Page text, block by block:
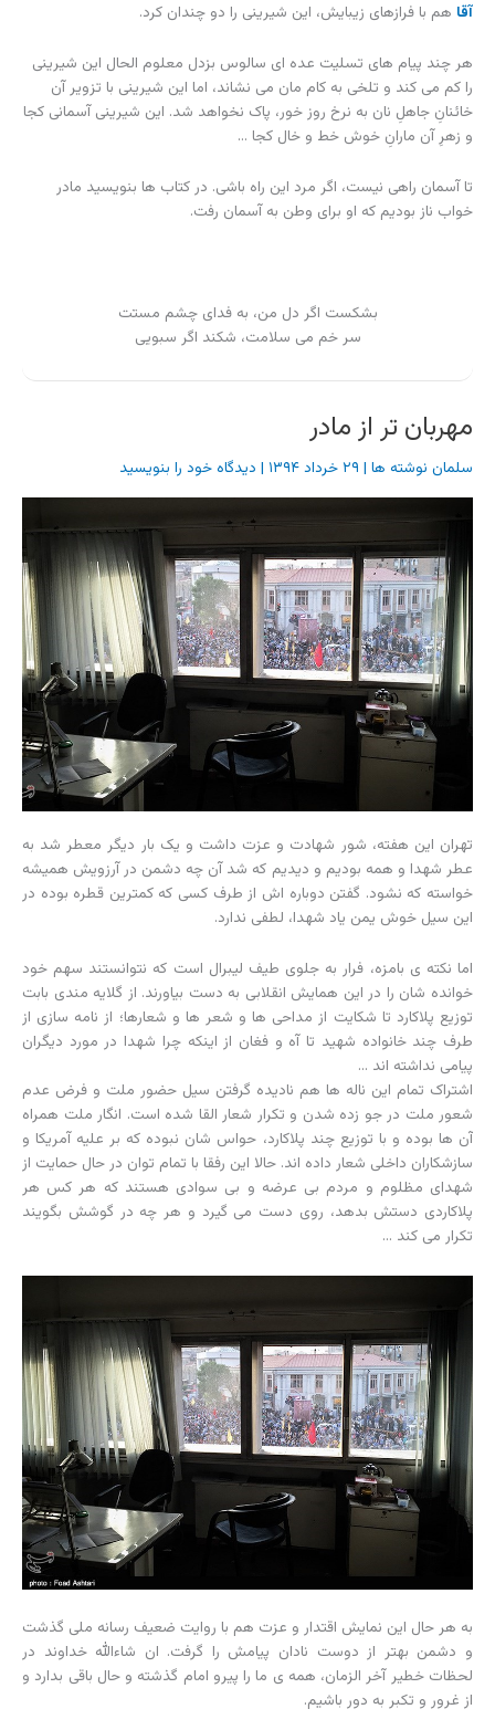
آقا هم با فرازهای زیبایش، این شیرینی را دو چندان کرد.
هر چند پیام های تسلیت عده ای سالوس بزدل معلوم الحال این شیرینی
را کم می کند و تلخی به کام مان می نشاند، اما این شیرینی با تزویر آن
خائنانِ جاهلِ نان به نرخ روز خور، پاک نخواهد شد. این شیرینی آسمانی کجا
و زهرِ آن مارانِ خوش خط و خال کجا …
تا آسمان راهی نیست، اگر مرد این راه باشی. در کتاب ها بنویسید مادر
خواب ناز بودیم که او برای وطن به آسمان رفت.
بشکست اگر دل من، به فدای چشم مستت
سر خم می سلامت، شکند اگر سبویی
مهربان تر از مادر
سلمان نوشته ها | ۲۹ خرداد ۱۳۹۴ | دیدگاه‌ خود را بنویسید
تهران این هفته، شور شهادت و عزت داشت و یک بار دیگر معطر شد به
عطر شهدا و همه بودیم و دیدیم که شد آن چه دشمن در آرزویش همیشه
خواسته که نشود. گفتن دوباره اش از طرف کسی که کمترین قطره بوده در
این سیل خوش یمن یاد شهدا، لطفی ندارد.
اما نکته ی بامزه، فرار به جلوی طیف لیبرال است که نتوانستند سهم خود
خوانده شان را در این همایش انقلابی به دست بیاورند. از گلایه مندی بابت
توزیع پلاکارد تا شکایت از مداحی ها و شعر ها و شعارها؛ از نامه سازی از
طرف چند خانواده شهید تا آه و فغان از اینکه چرا شهدا در مورد دیگران
پیامی نداشته اند …
اشتراک تمام این ناله ها هم نادیده گرفتن سیل حضور ملت و فرض عدم
شعور ملت در جو زده شدن و تکرار شعار القا شده است. انگار ملت همراه
آن ها بوده و با توزیع چند پلاکارد، حواس شان نبوده که بر علیه آمریکا و
سازشکاران داخلی شعار داده اند. حالا این رفقا با تمام توان در حال حمایت از
شهدای مظلوم و مردم بی عرضه و بی سوادی هستند که هر کس هر
پلاکاردی دستش بدهد، روی دست می گیرد و هر چه در گوشش بگویند
تکرار می کند …
به هر حال این نمایش اقتدار و عزت هم با روایت ضعیف رسانه ملی گذشت
و دشمن بهتر از دوست نادان پیامش را گرفت. ان شاءالله خداوند در
لحظات خطیر آخر الزمان، همه ی ما را پیرو امام گذشته و حال باقی بدارد و
از غرور و تکبر به دور باشیم.